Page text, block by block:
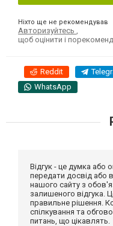
Ніхто ще не рекомендував
Авторизуйтесь
щоб оцінити і
Reddit
WhatsApp
Відгук - це думка або
передати досвід або
нашого сайту з
залишеного відгука.
правильне рішення.
спілкування та
питань, що цікавлять.